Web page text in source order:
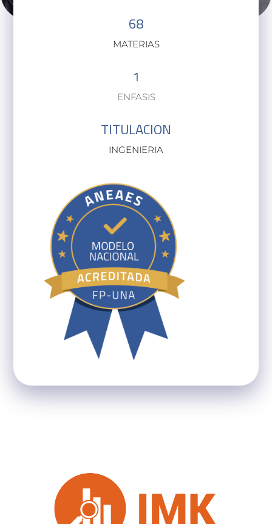
68
MATERIAS
1
ENFASIS
TITULACION
INGENIERIA